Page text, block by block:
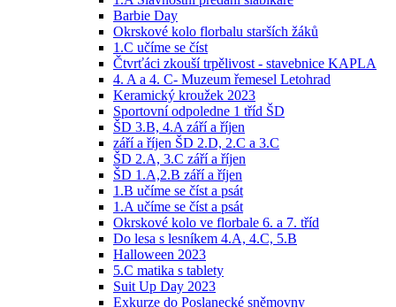
Barbie Day
Okrskové kolo florbalu starších žáků
1.C učíme se číst
Čtvrťáci zkouší trpělivost - stavebnice KAPLA
4. A a 4. C- Muzeum řemesel Letohrad
Keramický kroužek 2023
Sportovní odpoledne 1 tříd ŠD
ŠD 3.B, 4.A září a říjen
září a říjen ŠD 2.D, 2.C a 3.C
ŠD 2.A, 3.C září a říjen
ŠD 1.A,2.B září a říjen
1.B učíme se číst a psát
1.A učíme se číst a psát
Okrskové kolo ve florbale 6. a 7. tříd
Do lesa s lesníkem 4.A, 4.C, 5.B
Halloween 2023
5.C matika s tablety
Suit Up Day 2023
Exkurze do Poslanecké sněmovny